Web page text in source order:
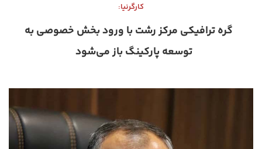
کارگرنیا:
گره ترافیکی مرکز رشت با ورود بخش خصوصی به
توسعه پارکینگ باز می‌شود